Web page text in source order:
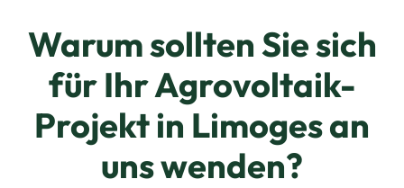
Warum sollten Sie sich
für Ihr Agrovoltaik-
Projekt in Limoges an
uns wenden?